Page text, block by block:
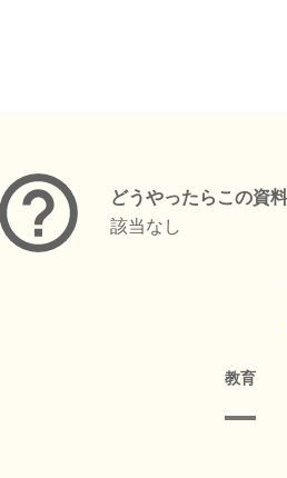
どうやったらこの資
該当なし
教育